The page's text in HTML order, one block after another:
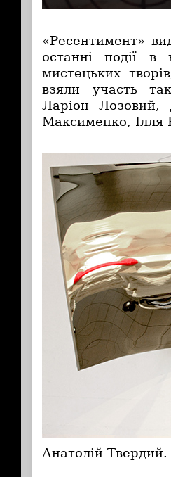
«Ресентимент»
останні події в
мистецьких
взяли участь
Ларіон Лозовий,
Максименко, Ілля
Анатолій